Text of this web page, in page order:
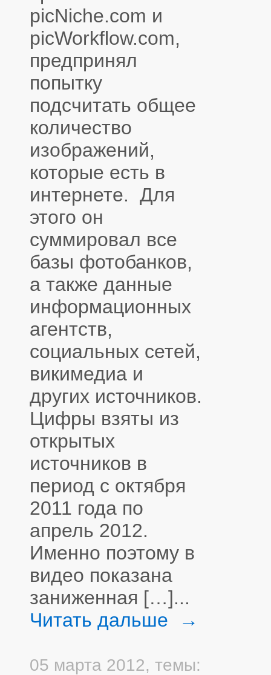
picNiche.com и
picWorkflow.com,
предпринял
попытку
подсчитать общее
количество
изображений,
которые есть в
интернете. Для
этого он
суммировал все
базы фотобанков,
а также данные
информационных
агентств,
социальных сетей,
викимедиа и
других источников.
Цифры взяты из
открытых
источников в
период с октября
2011 года по
апрель 2012.
Именно поэтому в
видео показана
заниженная […]...
Читать дальше →
05 марта 2012, темы: